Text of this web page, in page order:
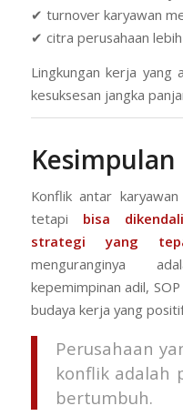
✔ turnover karyawan
✔ citra perusahaan
Lingkungan kerja yang
kesuksesan jangka
Kesimpulan
Konflik antar
tetapi bisa
strategi yang
menguranginya
kepemimpinan adil,
budaya kerja yang
Perusahaan
konflik adalah
bertumbuh.